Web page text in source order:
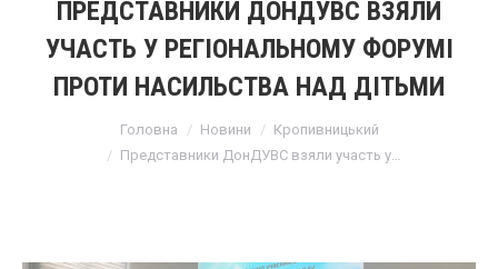
ПРЕДСТАВНИКИ ДОНДУВС ВЗЯЛИ
УЧАСТЬ У РЕГІОНАЛЬНОМУ ФОРУМІ
ПРОТИ НАСИЛЬСТВА НАД ДІТЬМИ
Головна Новини
Кропивницький
Представники ДонДУВС взяли участь у…